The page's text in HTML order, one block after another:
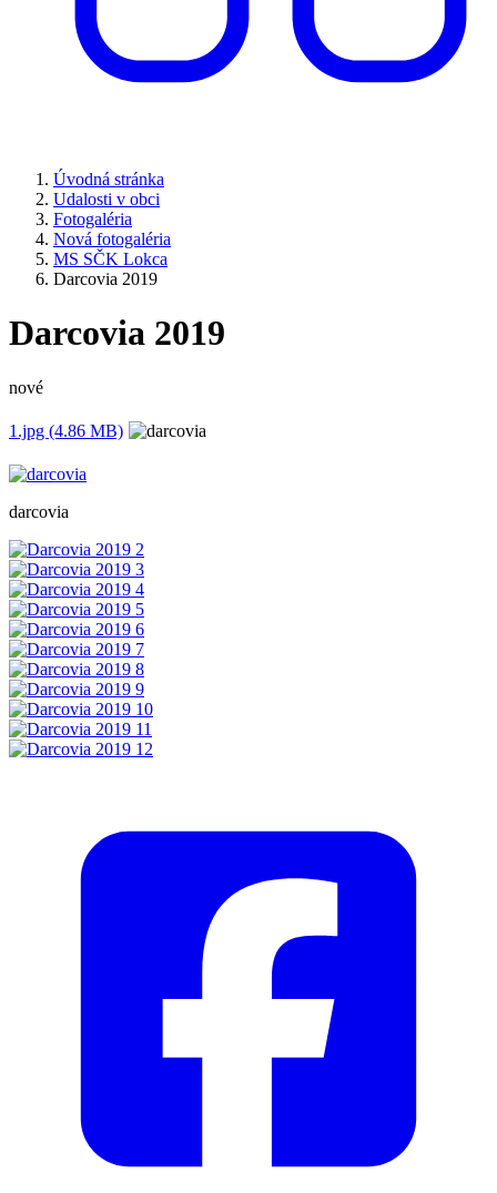
Úvodná stránka
Udalosti v obci
Fotogaléria
Nová fotogaléria
MS SČK Lokca
Darcovia 2019
Darcovia 2019
nové
1.jpg (4.86 MB)
darcovia